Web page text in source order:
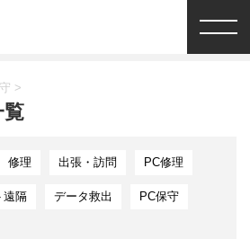
>
覧
修理 出張・訪問 PC修理
遠隔 データ救出 PC保守